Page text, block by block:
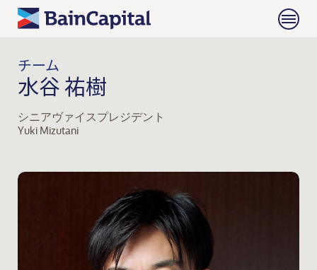
チーム
水谷 祐樹
シニアヴァイスプレジデント
Yuki Mizutani